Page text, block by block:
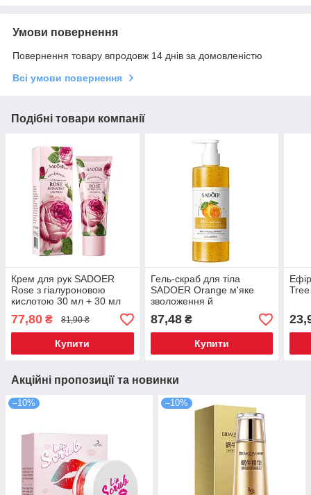
Умови повернення
Повернення товару впродовж 14 днів за домовленістю
Всі умови повернення
Подібні товари компанії
Крем для рук SADOER
Rose з гіалуроновою
кислотою 30 мл + 30 мл
77,80 ₴ 81,90 ₴
Купити
Гель-скраб для тіла
SADOER Orange м'яке
зволоження й
тонізувальний ефект 300
мл
87,48₴
Купити
Акційні пропозиції та новинки
–10% –10%